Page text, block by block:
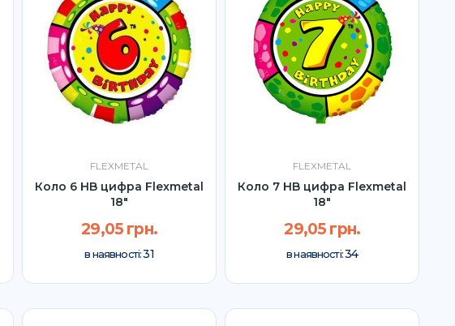
FLEXMETAL
Коло 6 HB цифра Flexmetal
18"
29,05 грн.
в наявності:31
FLEXMETAL
Коло 7 HB цифра Flexmetal
18"
29,05 грн.
в наявності:34